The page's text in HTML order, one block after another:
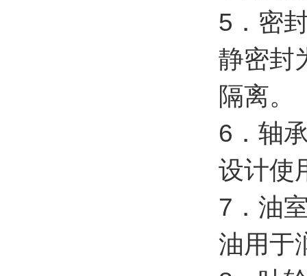
5．密
静密封
隔离。
6．轴
设计使
7．油
油用于